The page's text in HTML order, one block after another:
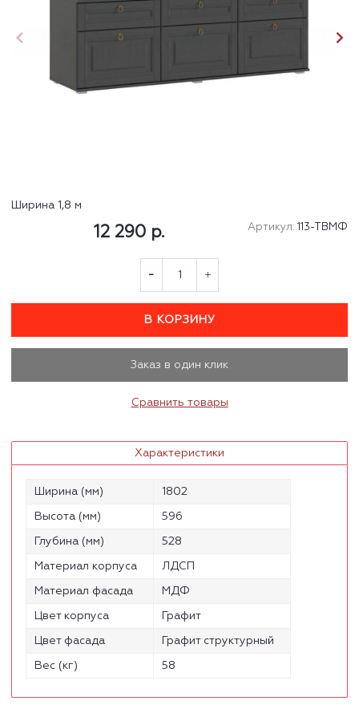
Ширина 1,8 м
Артикул: 113-ТВМФ
12 290 р.
В КОРЗИНУ
Заказ в один клик
Сравнить товары
Характеристики
Ширина (мм) 1802
Высота (мм) 596
Глубина (мм) 528
Материал корпуса ЛДСП
Материал фасада МДФ
Цвет корпуса Графит
Цвет фасада Графит структурный
Вес (кг) 58